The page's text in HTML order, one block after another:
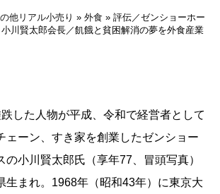
他リアル小売り » 外食» 評伝／ゼンショーホー
川賢太郎会長／飢餓と貧困解消の夢を外食産業
した人物が平成、令和で経営者として
ェーン、すき家を創業したゼンショー
の小川賢太郎氏（享年77、冒頭写真）
生まれ。1968年（昭和43年）に東京大